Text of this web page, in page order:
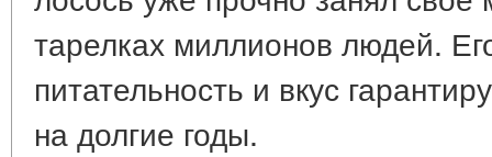
тарелках миллионов людей.
питательность и вкус
на долгие годы.